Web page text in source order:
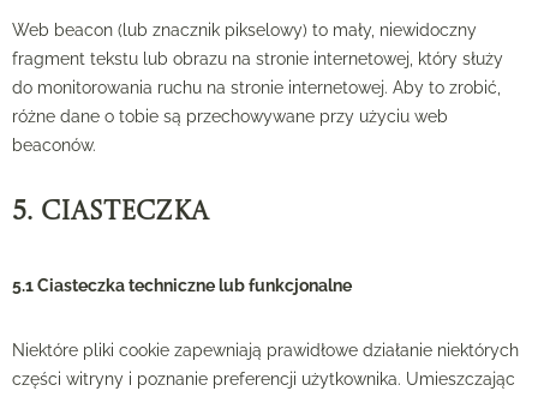
Web beacon (lub znacznik pikselowy) to mały, niewidoczny
fragment tekstu lub obrazu na stronie internetowej, który służy
do monitorowania ruchu na stronie internetowej. Aby to zrobić,
różne dane o tobie są przechowywane przy użyciu web
beaconów.
5. Ciasteczka
5.1 Ciasteczka techniczne lub funkcjonalne
Niektóre pliki cookie zapewniają prawidłowe działanie niektórych
części witryny i poznanie preferencji użytkownika. Umieszczając